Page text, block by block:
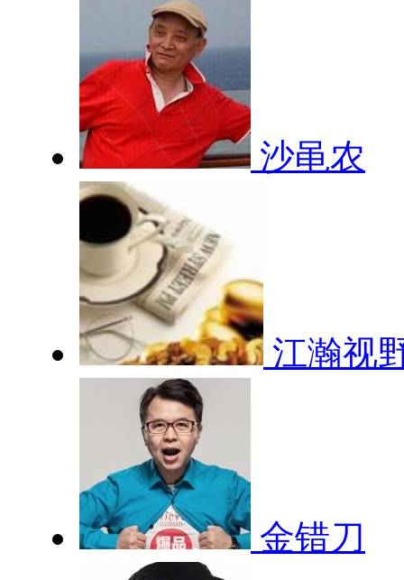
沙黾农
江瀚视
金错刀